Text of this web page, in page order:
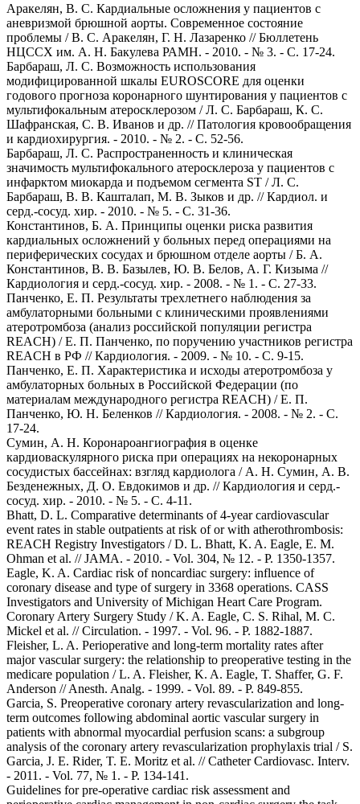
Аракелян, В. С. Кардиальные осложнения у пациентов с
аневризмой брюшной аорты. Современное состояние
проблемы / В. С. Аракелян, Г. Н. Лазаренко // Бюллетень
НЦССХ им. А. Н. Бакулева РАМН. - 2010. - № 3. - С. 17-24.
Барбараш, Л. С. Возможность использования
модифицированной шкалы EUROSCORE для оценки
годового прогноза коронарного шунтирования у пациентов с
мультифокальным атеросклерозом / Л. С. Барбараш, К. С.
Шафранская, С. В. Иванов и др. // Патология кровообращения
и кардиохирургия. - 2010. - № 2. - С. 52-56.
Барбараш, Л. С. Распространенность и клиническая
значимость мультифокального атеросклероза у пациентов с
инфарктом миокарда и подъемом сегмента ST / Л. С.
Барбараш, В. В. Кашталап, М. В. Зыков и др. // Кардиол. и
серд.-сосуд. хир. - 2010. - № 5. - С. 31-36.
Константинов, Б. А. Принципы оценки риска развития
кардиальных осложнений у больных перед операциями на
периферических сосудах и брюшном отделе аорты / Б. А.
Константинов, В. В. Базылев, Ю. В. Белов, А. Г. Кизыма //
Кардиология и серд.-сосуд. хир. - 2008. - № 1. - C. 27-33.
Панченко, Е. П. Результаты трехлетнего наблюдения за
амбулаторными больными с клиническими проявлениями
атеротромбоза (анализ российской популяции регистра
REACH) / Е. П. Панченко, по поручению участников регистра
REACH в РФ // Кардиология. - 2009. - № 10. - С. 9-15.
Панченко, Е. П. Характеристика и исходы атеротромбоза у
амбулаторных больных в Российской Федерации (по
материалам международного регистра REACH) / Е. П.
Панченко, Ю. Н. Беленков // Кардиология. - 2008. - № 2. - С.
17-24.
Сумин, А. Н. Коронароангиография в оценке
кардиоваскулярного риска при операциях на некоронарных
сосудистых бассейнах: взгляд кардиолога / А. Н. Сумин, А. В.
Безденежных, Д. О. Евдокимов и др. // Кардиология и серд.-
сосуд. хир. - 2010. - № 5. - С. 4-11.
Bhatt, D. L. Comparative determinants of 4-year cardiovascular
event rates in stable outpatients at risk of or with atherothrombosis:
REACH Registry Investigators / D. L. Bhatt, K. A. Eagle, E. M.
Ohman et al. // JAMA. - 2010. - Vol. 304, № 12. - P. 1350-1357.
Eagle, K. A. Cardiac risk of noncardiac surgery: influence of
coronary disease and type of surgery in 3368 operations. CASS
Investigators and University of Michigan Heart Care Program.
Coronary Artery Surgery Study / K. A. Eagle, C. S. Rihal, M. C.
Mickel et al. // Circulation. - 1997. - Vol. 96. - P. 1882-1887.
Fleisher, L. A. Perioperative and long-term mortality rates after
major vascular surgery: the relationship to preoperative testing in the
medicare population / L. A. Fleisher, K. A. Eagle, T. Shaffer, G. F.
Anderson // Anesth. Analg. - 1999. - Vol. 89. - P. 849-855.
Garcia, S. Preoperative coronary artery revascularization and long-
term outcomes following abdominal aortic vascular surgery in
patients with abnormal myocardial perfusion scans: a subgroup
analysis of the coronary artery revascularization prophylaxis trial / S.
Garcia, J. E. Rider, T. E. Moritz et al. // Catheter Cardiovasc. Interv.
- 2011. - Vol. 77, № 1. - P. 134-141.
Guidelines for pre-operative cardiac risk assessment and